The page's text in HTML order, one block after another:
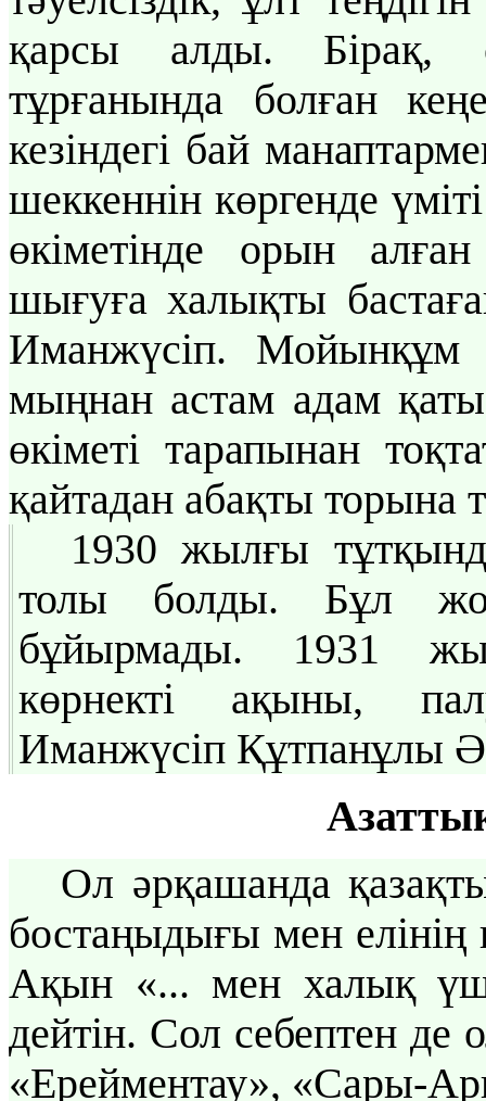
қарсы алды. Бірақ,
тұрғанында болған
кезіндегі бай
шеккеннін көргенде
өкіметінде орын
шығуға халықты
Иманжүсіп. Мойынқұм
мыңнан астам адам
өкіметі тарапынан
қайтадан абақты торына
1930 жылғы
толы болды. Бұл
бұйырмады. 1931
көрнекті ақыны,
Иманжүсіп Құтпанұлы
Ол әрқашанда
бостаңыдығы мен
Ақын «... мен халық
дейтін. Сол себептен де
«Ерейментау», «Сары-